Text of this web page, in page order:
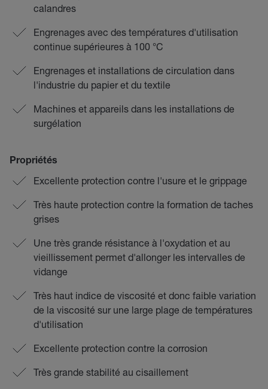
calandres
Engrenages avec des températures d'utilisation
continue supérieures à 100 °C
Engrenages et installations de circulation dans
l'industrie du papier et du textile
Machines et appareils dans les installations de
surgélation
Propriétés
Excellente protection contre l'usure et le grippage
Très haute protection contre la formation de taches
grises
Une très grande résistance à l'oxydation et au
vieillissement permet d'allonger les intervalles de
vidange
Très haut indice de viscosité et donc faible variation
de la viscosité sur une large plage de températures
d'utilisation
Excellente protection contre la corrosion
Très grande stabilité au cisaillement